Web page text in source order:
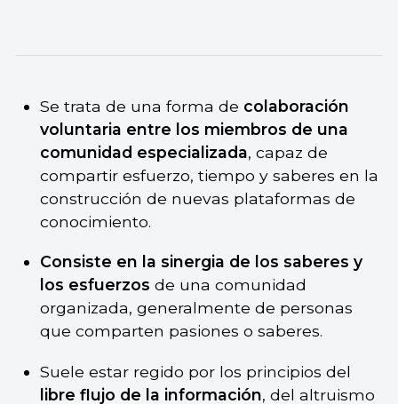
Se trata de una forma de colaboración
voluntaria entre los miembros de una
comunidad especializada, capaz de
compartir esfuerzo, tiempo y saberes en la
construcción de nuevas plataformas de
conocimiento.
Consiste en la sinergia de los saberes y
los esfuerzos de una comunidad
organizada, generalmente de personas
que comparten pasiones o saberes.
Suele estar regido por los principios del
libre flujo de la información, del altruismo